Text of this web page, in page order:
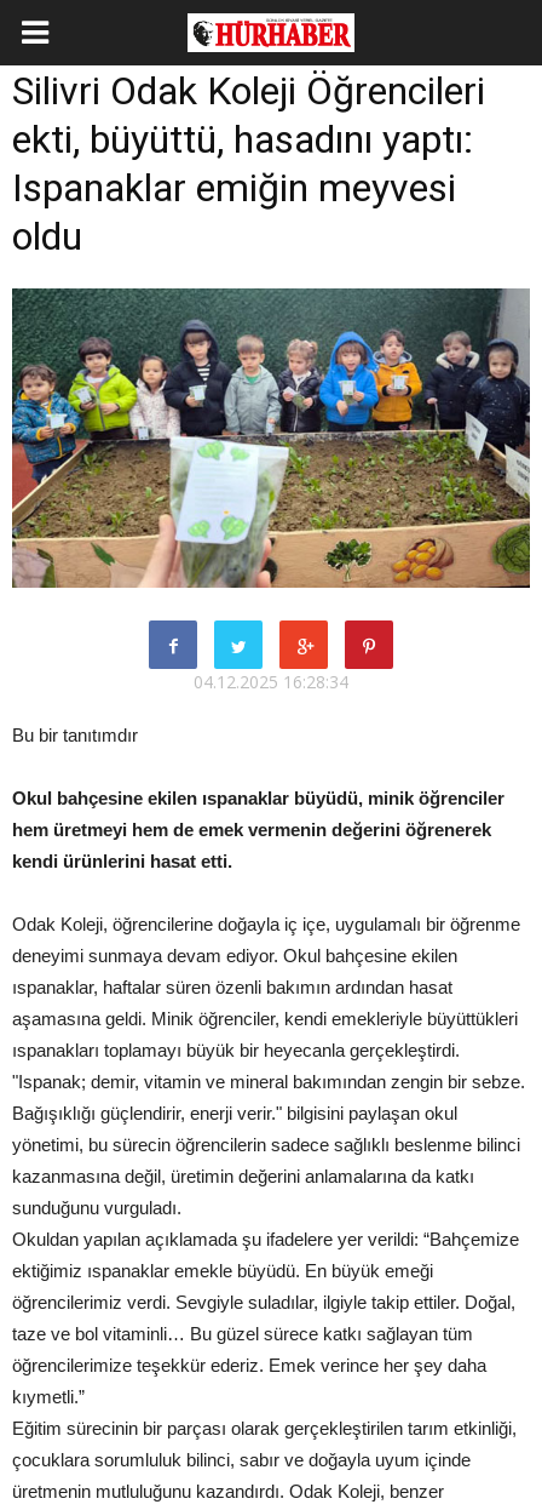
Silivri Odak Koleji Öğrencileri
ekti, büyüttü, hasadını yaptı:
Ispanaklar emiğin meyvesi
oldu
04.12.2025 16:28:34
Bu bir tanıtımdır
Okul bahçesine ekilen ıspanaklar büyüdü, minik öğrenciler
hem üretmeyi hem de emek vermenin değerini öğrenerek
kendi ürünlerini hasat etti.
Odak Koleji, öğrencilerine doğayla iç içe, uygulamalı bir öğrenme
deneyimi sunmaya devam ediyor. Okul bahçesine ekilen
ıspanaklar, haftalar süren özenli bakımın ardından hasat
aşamasına geldi. Minik öğrenciler, kendi emekleriyle büyüttükleri
ıspanakları toplamayı büyük bir heyecanla gerçekleştirdi.
"Ispanak; demir, vitamin ve mineral bakımından zengin bir sebze.
Bağışıklığı güçlendirir, enerji verir." bilgisini paylaşan okul
yönetimi, bu sürecin öğrencilerin sadece sağlıklı beslenme bilinci
kazanmasına değil, üretimin değerini anlamalarına da katkı
sunduğunu vurguladı.
Okuldan yapılan açıklamada şu ifadelere yer verildi: “Bahçemize
ektiğimiz ıspanaklar emekle büyüdü. En büyük emeği
öğrencilerimiz verdi. Sevgiyle suladılar, ilgiyle takip ettiler. Doğal,
taze ve bol vitaminli… Bu güzel sürece katkı sağlayan tüm
öğrencilerimize teşekkür ederiz. Emek verince her şey daha
kıymetli.”
Eğitim sürecinin bir parçası olarak gerçekleştirilen tarım etkinliği,
çocuklara sorumluluk bilinci, sabır ve doğayla uyum içinde
üretmenin mutluluğunu kazandırdı. Odak Koleji, benzer